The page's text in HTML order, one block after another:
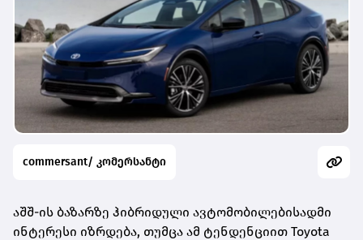
commersant/ კომერსანტი
აშშ-ის ბაზარზე ჰიბრიდული ავტომობილებისადმი
ინტერესი იზრდება, თუმცა ამ ტენდენციით Toyota